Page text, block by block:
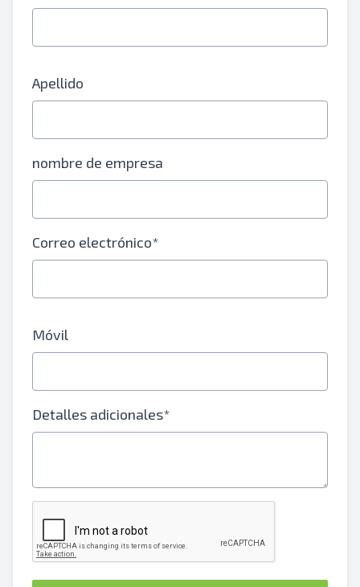
Apellido
nombre de empresa
Correo electrónico*
Móvil
Detalles adicionales*